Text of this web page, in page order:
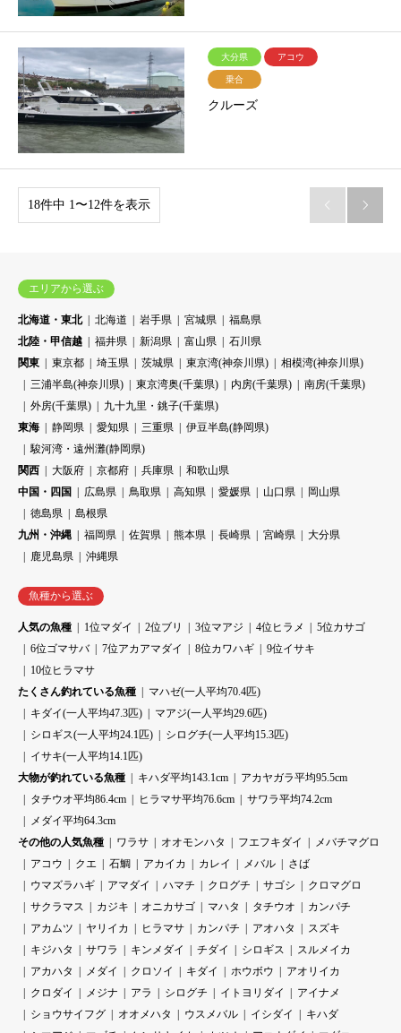
大分県 アコウ
乗合
クルーズ
18件中 1〜12件を表示  
エリアから選ぶ
北海道・東北 北海道 岩手県 宮城県
福島県
北陸・甲信越
福井県 新潟県 富山県
石川県
関東
東京都 埼玉県 茨城県 東京湾(神奈川県)
相模湾(神奈川県)
三浦半島(神奈川県)
東京湾奥(千葉県) 内房(千葉県)
南房(千葉県)
外房(千葉県)
九十九里・銚子(千葉県)
東海
静岡県 愛知県 三重県
伊豆半島(静岡県)
駿河湾・遠州灘(静岡県)
関西
大阪府 京都府 兵庫県
和歌山県
中国・四国
広島県 鳥取県 高知県 愛媛県 山口県
岡山県
徳島県
島根県
九州・沖縄
福岡県 佐賀県 熊本県 長崎県 宮崎県
大分県
鹿児島県
沖縄県
魚種から選ぶ
人気の魚種 1位マダイ 2位ブリ 3位マアジ 4位ヒラメ
5位カサゴ
6位ゴマサバ
7位アカアマダイ 8位カワハギ
9位イサキ
10位ヒラマサ
たくさん釣れている魚種
マハゼ(一人平均70.4匹)
キダイ(一人平均47.3匹)
マアジ(一人平均29.6匹)
シロギス(一人平均24.1匹)
シログチ(一人平均15.3匹)
イサキ(一人平均14.1匹)
大物が釣れている魚種
キハダ平均143.1cm
アカヤガラ平均95.5cm
タチウオ平均86.4cm
ヒラマサ平均76.6cm
サワラ平均74.2cm
メダイ平均64.3cm
その他の人気魚種
ワラサ オオモンハタ フエフキダイ
メバチマグロ
アコウ
クエ 石鯛 アカイカ カレイ メバル
さば
ウマズラハギ
アマダイ ハマチ クログチ サゴシ
クロマグロ
サクラマス
カジキ オニカサゴ マハタ タチウオ
カンパチ
アカムツ
ヤリイカ ヒラマサ カンパチ アオハタ
スズキ
キジハタ
サワラ キンメダイ チダイ シロギス
スルメイカ
アカハタ
メダイ クロソイ キダイ ホウボウ
アオリイカ
クロダイ
メジナ アラ シログチ イトヨリダイ
アイナメ
ショウサイフグ
オオメハタ ウスメバル イシダイ
キハダ